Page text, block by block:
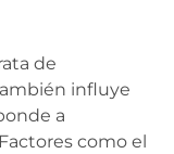
de
influye
a
como el